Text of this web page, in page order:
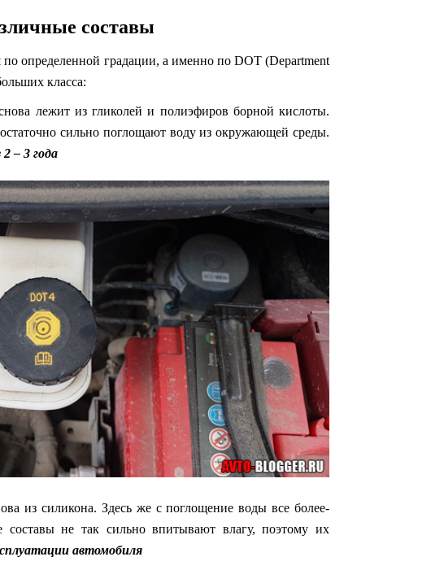
составы
по определенной градации, а именно по DOT (Department
класса:
лежит из гликолей и полиэфиров борной кислоты.
сильно поглощают воду из окружающей среды.
– 3 года
из силикона. Здесь же с поглощение воды все более-
составы не так сильно впитывают влагу, поэтому их
автомобиля